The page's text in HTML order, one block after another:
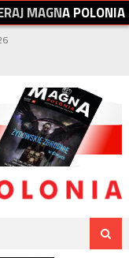
RAJMAGNAPOLONIA